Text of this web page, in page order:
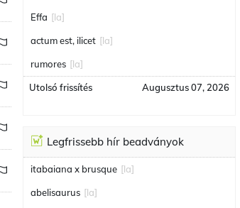
Effa [la]
actum est, ilicet [la]
rumores [la]
Utolsó frissítés Augusztus 07, 2026
Legfrissebb hír beadványok
itabaiana x brusque [la]
abelisaurus [la]